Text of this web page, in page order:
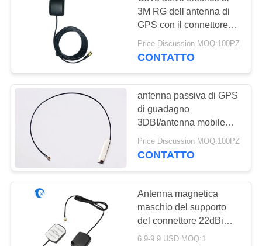
MAPPA
SITO
PRIVACY
POLICY
3M RG dell'antenna di
GPS con il connettore
maschio di SMA
Price Discussion MOQ:100PZ
CONTATTO
antenna passiva di GPS
di guadagno
3DBI/antenna mobile
interna lamina di metallo
Price Discussion MOQ:100PZ
CONTATTO
Antenna magnetica
maschio del supporto
del connettore 22dBi
GPS GNSS di SMA
6.9-9.9 USD MOQ:1